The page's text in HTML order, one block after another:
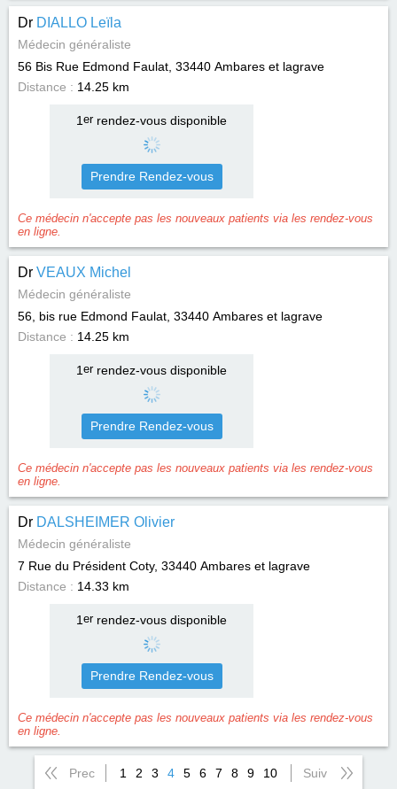
Dr DIALLO Leïla
Médecin généraliste
56 Bis Rue Edmond Faulat, 33440 Ambares et lagrave
Distance : 14.25 km
1 errendez-vous disponible
Prendre Rendez-vous
Ce médecin n'accepte pas les nouveaux patients via les rendez-vous
en ligne.
Dr VEAUX Michel
Médecin généraliste
56, bis rue Edmond Faulat, 33440 Ambares et lagrave
Distance : 14.25 km
1 errendez-vous disponible
Prendre Rendez-vous
Ce médecin n'accepte pas les nouveaux patients via les rendez-vous
en ligne.
Dr DALSHEIMER Olivier
Médecin généraliste
7 Rue du Président Coty, 33440 Ambares et lagrave
Distance : 14.33 km
1 errendez-vous disponible
Prendre Rendez-vous
Ce médecin n'accepte pas les nouveaux patients via les rendez-vous
en ligne.
Prec 1 2 3 4 5 6 7 8 9 10 Suiv